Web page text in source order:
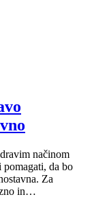
načinom
da bo
Za
in…